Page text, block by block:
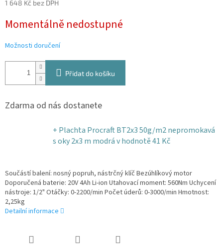
1 648 Kč bez DPH
cena:
Momentálně nedostupné
Možnosti doručení
Přidat do košíku
Zdarma od nás dostanete
+ Plachta Procraft BT2x3 50g/m2 nepromokavá
s oky 2x3 m modráv hodnotě 41 Kč
Součástí balení: nosný popruh, nástrčný klíč Bezúhlíkový motor
Doporučená baterie: 20V 4Ah Li-ion Utahovací moment: 560Nm Uchycení
nástroje: 1/2" Otáčky: 0-2200/min Počet úderů: 0-3000/min Hmotnost:
2,25kg
Detailní informace